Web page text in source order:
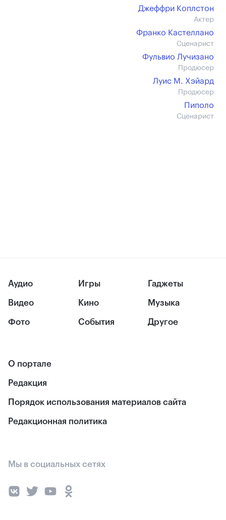
Джеффри Коплстон
Актер
Франко Кастеллано
Сценарист
Фульвио Лучизано
Продюсер
Луис М. Хэйард
Продюсер
Пиполо
Сценарист
Аудио
Видео
Фото
Игры
Кино
События
Гаджеты
Музыка
Другое
О портале
Редакция
Порядок использования материалов сайта
Редакционная политика
Мы в социальных сетях